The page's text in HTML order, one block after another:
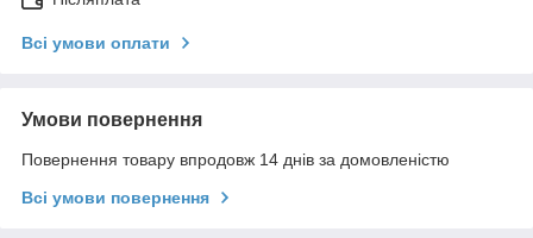
Всі умови оплати
Умови повернення
Повернення товару впродовж 14 днів за домовленістю
Всі умови повернення